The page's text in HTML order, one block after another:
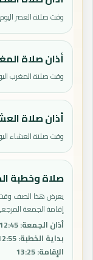
وقت صلاة العصر
أذان صلاة
وقت صلاة المغرب
أذان صلاة
وقت صلاة العشاء
صلاة وخطبة
يعرض هذا الصف وقت
إقامة الجمعة
أذان الجمعة:
12:45
بداية الخطبة:
الإقامة:
13:25